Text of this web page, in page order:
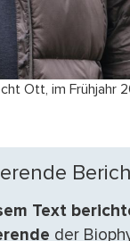
Ott, im Frühjahr
Text
der